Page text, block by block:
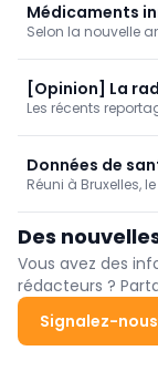
Médicaments
dans la
encore 19 mois
Selon la nouvelle
Belgique.
[Opinion] La
bilan annuel
Les récents
Données de
patients et des
Réuni à Bruxelles,
deviennent un
nombreux
Des
Vous avez des
rédacteurs ?
Signalez-